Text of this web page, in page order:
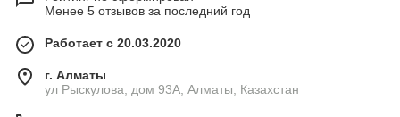
Менее 5 отзывов за последний год
Работает с 20.03.2020
г. Алматы
ул Рыскулова, дом 93А, Алматы, Казахстан